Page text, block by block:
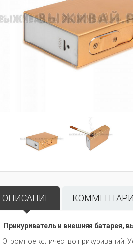
ОПИСАНИЕ
Прикуриватель и внешняя батарея,
Огромное количество прикуриваний!